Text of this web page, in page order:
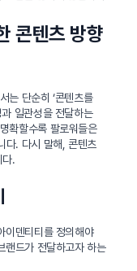
콘텐츠 방향
는 단순히 ‘콘텐츠를
일관성을 전달하는
확할수록 팔로워들은
다. 다시 말해, 콘텐츠
다.
이덴티티를 정의해야
랜드가 전달하고자 하는